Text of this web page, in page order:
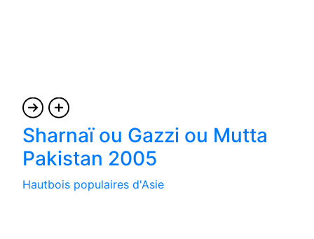
Sharnaï ou Gazzi ou Mutta
Pakistan 2005
Hautbois populaires d'Asie